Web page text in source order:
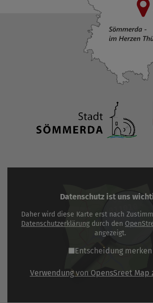
Datenschutz ist uns
Daher wird diese Karte erst nach
Datenschutzerklärung durch den
angezeigt.
Entscheidung merken
Verwendung von OpensSreet Map